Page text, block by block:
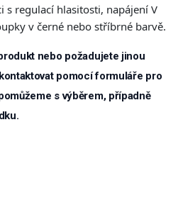
s regulací hlasitosti, napájení V
v černé nebo stříbrné barvě.
nebo požadujete jinou
pomocí formuláře pro
s výběrem, případně